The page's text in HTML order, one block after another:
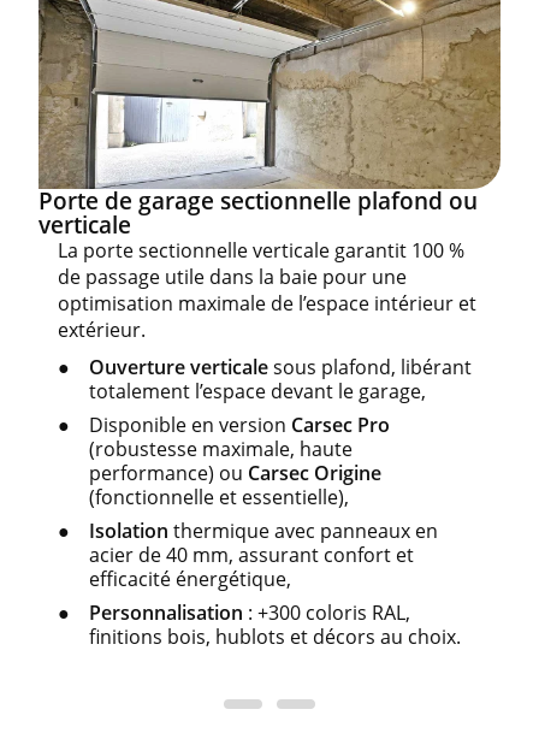
Porte de garage sectionnelle plafond ou
verticale
La porte sectionnelle verticale garantit 100 %
de passage utile dans la baie pour une
optimisation maximale de l’espace intérieur et
extérieur.
Ouverture verticalesous plafond, libérant
totalement l’espace devant le garage,
Disponible en version Carsec Pro
(robustesse maximale, haute
performance) ou Carsec Origine
(fonctionnelle et essentielle),
Isolation thermique avec panneaux en
acier de 40 mm, assurant confort et
efficacité énergétique,
Personnalisation : +300 coloris RAL,
finitions bois, hublots et décors au choix.